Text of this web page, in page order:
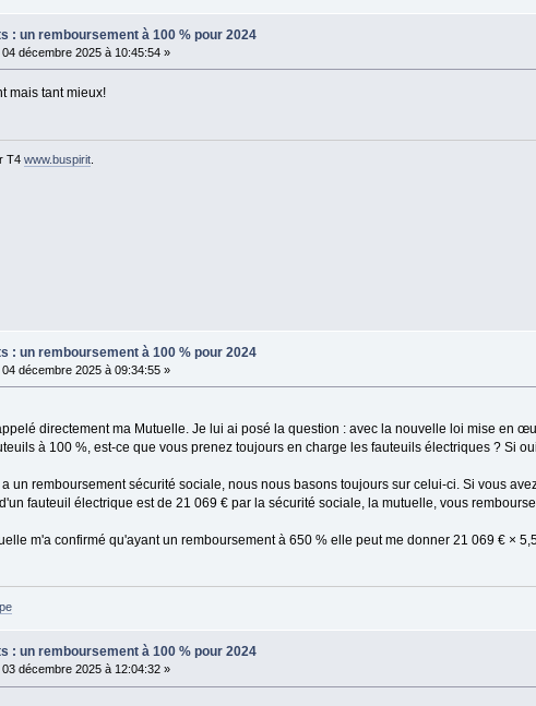
: un remboursement à 100 % pour 2024
04 décembre 2025 à 10:45:54 »
mais tant mieux!
T4 www.buspirit.
: un remboursement à 100 % pour 2024
04 décembre 2025 à 09:34:55 »
directement ma Mutuelle. Je lui ai posé la question : avec la nouvelle loi mise en
à 100 %, est-ce que vous prenez toujours en charge les fauteuils électriques ? Si
un remboursement sécurité sociale, nous nous basons toujours sur celui-ci. Si vous
fauteuil électrique est de 21 069 € par la sécurité sociale, la mutuelle, vous
m'a confirmé qu'ayant un remboursement à 650 % elle peut me donner 21 069 € ×
: un remboursement à 100 % pour 2024
03 décembre 2025 à 12:04:32 »